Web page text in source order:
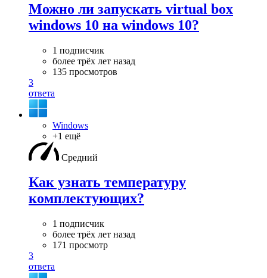
Можно ли запускать virtual box
windows 10 на windows 10?
1 подписчик
более трёх лет назад
135 просмотров
3
ответа
Windows
+1 ещё
Средний
Как узнать температуру
комплектующих?
1 подписчик
более трёх лет назад
171 просмотр
3
ответа